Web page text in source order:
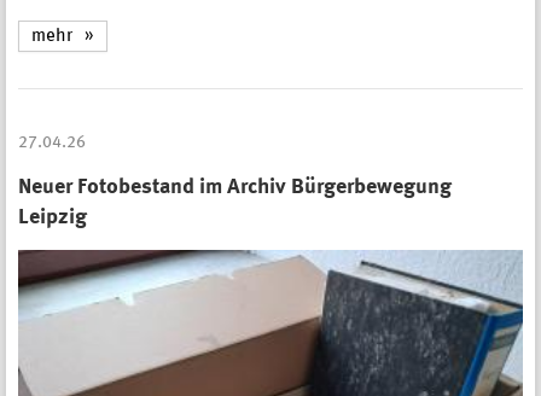
mehr
27.04.26
Neuer Fotobestand im Archiv Bürgerbewegung
Leipzig